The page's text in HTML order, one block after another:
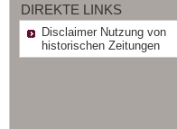
DIREKTE LINKS
Disclaimer Nutzung von
historischen Zeitungen